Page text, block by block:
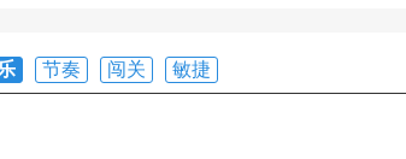
节奏 闯关 敏捷